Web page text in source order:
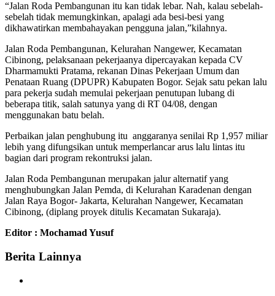
“Jalan Roda Pembangunan itu kan tidak lebar. Nah, kalau sebelah-
sebelah tidak memungkinkan, apalagi ada besi-besi yang
dikhawatirkan membahayakan pengguna jalan,”kilahnya.
Jalan Roda Pembangunan, Kelurahan Nangewer, Kecamatan
Cibinong, pelaksanaan pekerjaanya dipercayakan kepada CV
Dharmamukti Pratama, rekanan Dinas Pekerjaan Umum dan
Penataan Ruang (DPUPR) Kabupaten Bogor. Sejak satu pekan lalu
para pekerja sudah memulai pekerjaan penutupan lubang di
beberapa titik, salah satunya yang di RT 04/08, dengan
menggunakan batu belah.
Perbaikan jalan penghubung itu anggaranya senilai Rp 1,957 miliar
lebih yang difungsikan untuk memperlancar arus lalu lintas itu
bagian dari program rekontruksi jalan.
Jalan Roda Pembangunan merupakan jalur alternatif yang
menghubungkan Jalan Pemda, di Kelurahan Karadenan dengan
Jalan Raya Bogor- Jakarta, Kelurahan Nangewer, Kecamatan
Cibinong, (diplang proyek ditulis Kecamatan Sukaraja).
Editor : Mochamad Yusuf
Berita Lainnya